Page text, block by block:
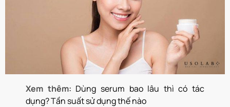
Xem thêm: Dùng serum bao lâu thì có tác
dụng? Tần suất sử dụng thế nào